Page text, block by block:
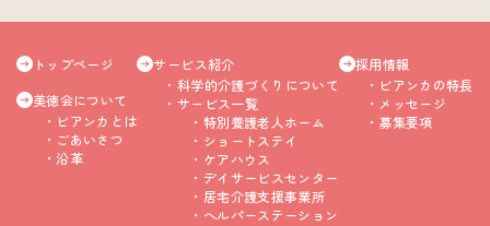
トップページ
美徳会について
ビアンカとは
ごあいさつ
沿革
サービス紹介
科学的介護づくりについて
サービス一覧
特別養護老人ホーム
ショートステイ
ケアハウス
デイサービスセンター
居宅介護支援事業所
ヘルパーステーション
採用情報
ビアンカの特長
メッセージ
募集要項